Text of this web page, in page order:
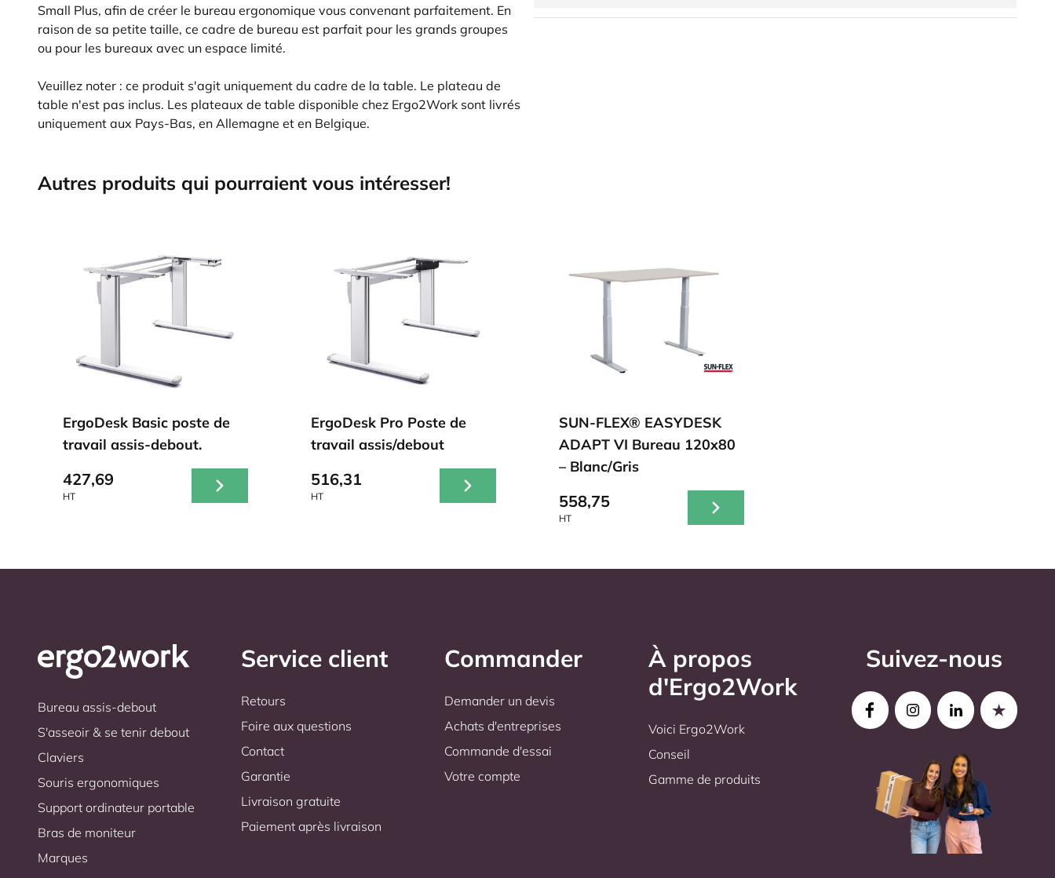
Small Plus, afin de créer le bureau ergonomique vous convenant parfaitement. En
raison de sa petite taille, ce cadre de bureau est parfait pour les grands groupes
ou pour les bureaux avec un espace limité.
Veuillez noter : ce produit s'agit uniquement du cadre de la table. Le plateau de
table n'est pas inclus. Les plateaux de table disponible chez Ergo2Work sont livrés
uniquement aux Pays-Bas, en Allemagne et en Belgique.
Autres produits qui pourraient vous intéresser!
ErgoDesk Basic poste de
travail assis-debout.
427,69
HT
ErgoDesk Pro Poste de
travail assis/debout
516,31
HT
SUN-FLEX® EASYDESK
ADAPT VI Bureau 120x80
– Blanc/Gris
558,75
HT
Bureau assis-debout
S'asseoir & se tenir debout
Claviers
Souris ergonomiques
Support ordinateur portable
Bras de moniteur
Marques
Service client
Retours
Foire aux questions
Contact
Garantie
Livraison gratuite
Paiement après livraison
Commander
Demander un devis
Achats d'entreprises
Commande d'essai
Votre compte
À propos
d'Ergo2Work
Voici Ergo2Work
Conseil
Gamme de produits
Suivez-nous